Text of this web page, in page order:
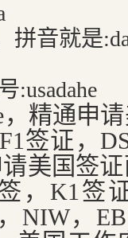
拼音就是
:usadahe
精通申
签证，
美国签
，K1签
NIW，